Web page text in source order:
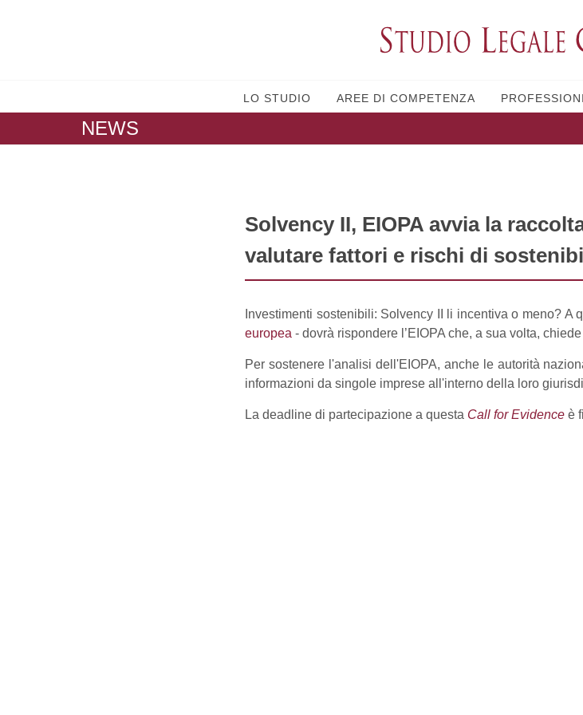
LO STUDIO AREE DI COMPETENZA
NEWS
Solvency II, EIOPA avvia la
valutare fattori e rischi di
Investimenti sostenibili: Solvency II li incentiva o meno? A
europea - dovrà rispondere l’EIOPA che, a sua volta,
Per sostenere l'analisi dell'EIOPA, anche le autorità
informazioni da singole imprese all'interno della loro
La deadline di partecipazione a questa Call for Evidence è